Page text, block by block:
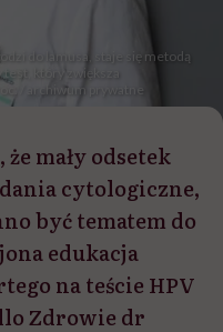
do lamusa, staje się metodą
który zwiększa
/ archiwum prywatne
mały odsetek
cytologiczne,
być tematem do
edukacja
na teście HPV
Zdrowie dr